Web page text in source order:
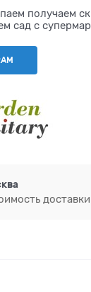
получаем
сад с
доставки